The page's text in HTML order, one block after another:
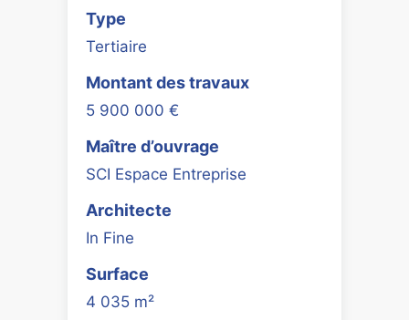
Type
Tertiaire
Montant des travaux
5 900 000 €
Maître d’ouvrage
SCI Espace Entreprise
Architecte
In Fine
Surface
4 035 m²